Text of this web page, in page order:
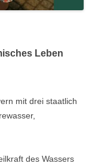
Leben
mit drei staatlich
des Wassers